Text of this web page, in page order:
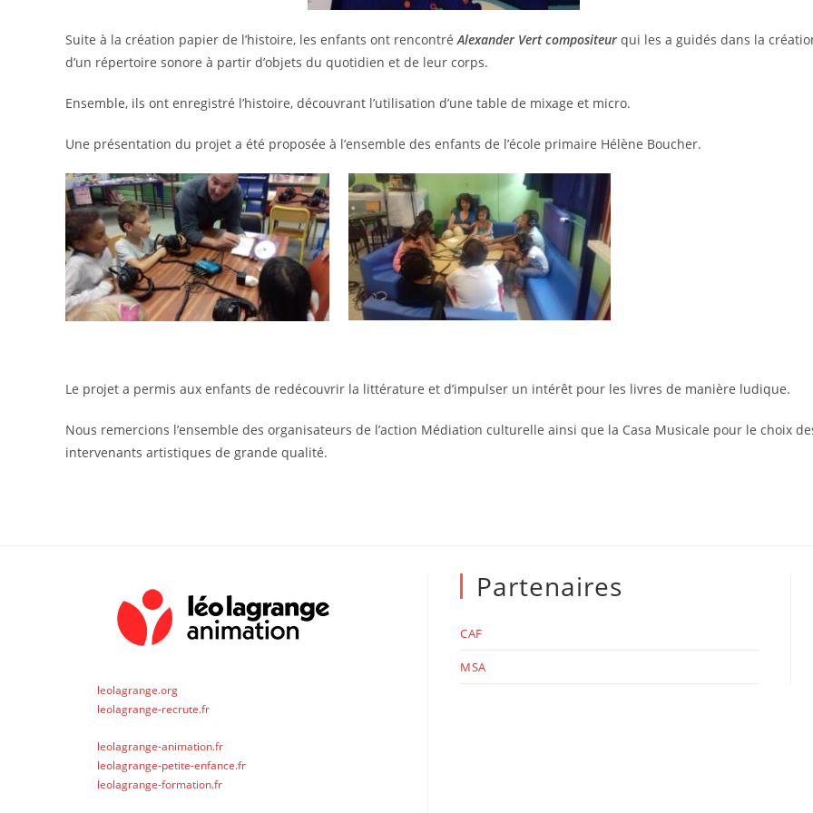
Suite à la création papier de l’histoire, les enfants ont rencontré Alexander Vert compositeur qui les a guidés dans la
d’un répertoire sonore à partir d’objets du quotidien et de leur corps.
Ensemble, ils ont enregistré l’histoire, découvrant l’utilisation d’une table de mixage et micro.
Une présentation du projet a été proposée à l’ensemble des enfants de l’école primaire Hélène Boucher.
Le projet a permis aux enfants de redécouvrir la littérature et d’impulser un intérêt pour les livres de manière ludique.
Nous remercions l’ensemble des organisateurs de l’action Médiation culturelle ainsi que la Casa Musicale pour le choix
intervenants artistiques de grande qualité.
leolagrange.org
leolagrange-recrute.fr
leolagrange-animation.fr
leolagrange-petite-enfance.fr
leolagrange-formation.fr
Partenaires
CAF
MSA